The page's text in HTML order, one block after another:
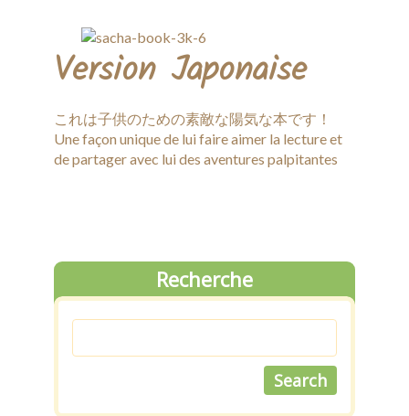
Version Japonaise
これは子供のための素敵な陽気な本です！
Une façon unique de lui faire aimer la lecture et
de partager avec lui des aventures palpitantes
Recherche